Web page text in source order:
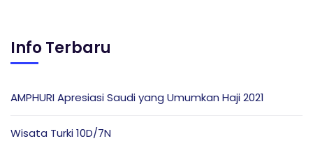
Info Terbaru
AMPHURI Apresiasi Saudi yang Umumkan Haji 2021
Wisata Turki 10D/7N